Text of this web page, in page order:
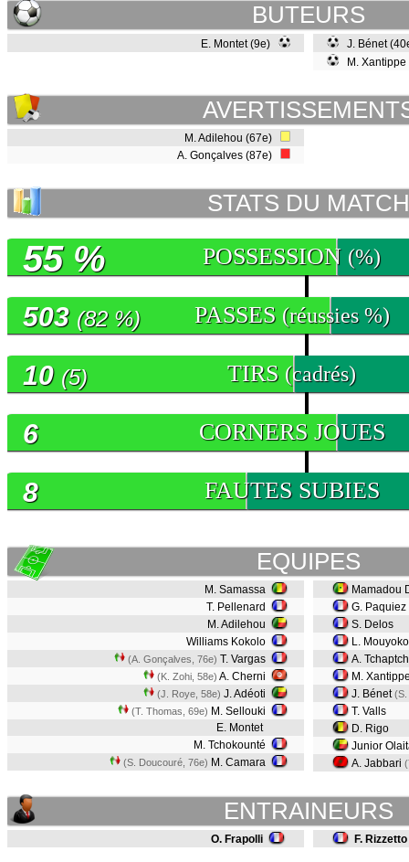
BUTEURS
E. Montet (9e)
J. Bénet
M.
M. Adilehou (67e)
A. Gonçalves (87e)
STATS DU MATCH
POSSESSION (%)
55 %
PASSES (réussies %)
503 (82 %)
TIRS (cadrés)
10 (5)
CORNERS JOUES
6
FAUTES SUBIES
8
EQUIPES
M. Samassa
T. Pellenard
M. Adilehou
Williams Kokolo
(A. Gonçalves, 76e) T. Vargas
(K. Zohi, 58e) A. Cherni
(J. Roye, 58e) J. Adéoti
(T. Thomas, 69e) M. Sellouki
E. Montet
M. Tchokounté
(S. Doucouré, 76e) M. Camara
Mamadou
G. Paquiez
S. Delos
L.
A.
M.
J. Bénet(S.
T. Valls
D. Rigo
Junior
A. Jabbari
ENTRAINEURS
O. Frapolli F. Rizzetto